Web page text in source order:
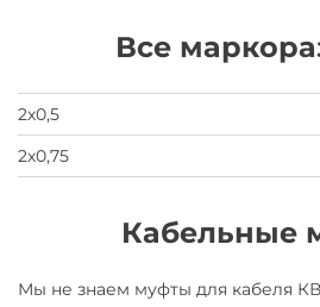
завод
Все
2х0,5
2х0,75
Кабельные
Мы не знаем муфты для кабеля